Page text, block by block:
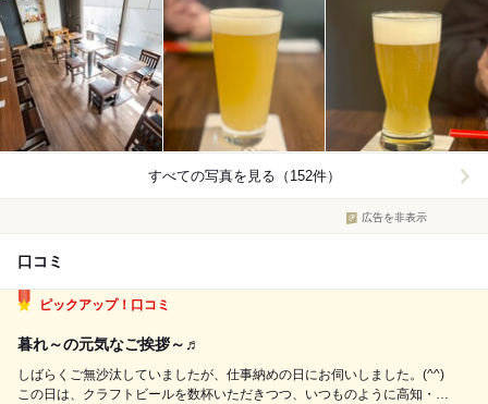
すべての写真を見る（152件）
広告を非表示
口コミ
ピックアップ！口コミ
暮れ～の元気なご挨拶～♬
しばらくご無沙汰していましたが、仕事納めの日にお伺いしました。(^^)
この日は、クラフトビールを数杯いただきつつ、いつものように高知・沖